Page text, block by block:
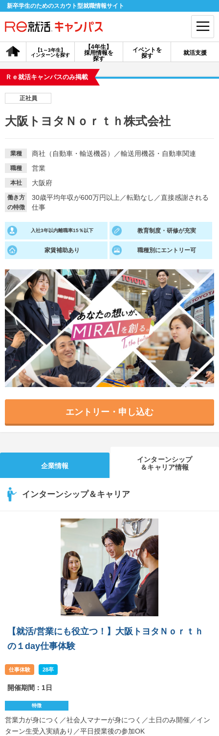
新卒学生のためのスカウト型就職情報サイト
【4年生】
採用情報を
探す
【1～3年生】
インターンを探す
イベントを
探す
就活支援
会員登録 ログイン
探す
イベントを探す
就活ノウハウ・サポート
就活ノウハウが満載！
就活コラム
お役立ち記事・相談室など
適職診断
あなたに合う仕事を診断！
就活チャンネル
動画で対策講座をチェック
就活ニュースペーパー
就活時事ニュースを更新
よくある質問
不明点があればこちら
Ｒｅ就活キャンパスのみ掲載
正社員
大阪トヨタＮｏｒｔｈ株式会社
業種 商社（自動車・輸送機器） ／輸送用機器・自動車関連
職種 営業
本社 大阪府
働き方
の特徴
30歳平均年収が600万円以上 ／転勤なし ／直接感謝される
仕事
入社3年以内離職率15％以下 教育制度・研修が充実
家賃補助あり 職種別にエントリー可
エントリー・申し込む
企業情報
インターンシップ
＆キャリア情報
インターンシップ＆キャリア
【就活/営業にも役立つ！】大阪トヨタＮｏｒｔｈ
の１day仕事体験
仕事体験 28卒
開催期間：1日
特徴
営業力が身につく／社会人マナーが身につく／土日のみ開催／イン
ターン生受入実績あり／平日授業後の参加OK